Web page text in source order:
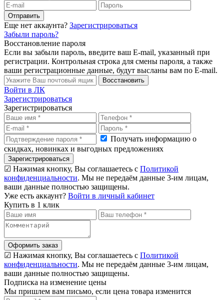
Отправить
Еще нет аккаунта? Зарегистрироваться
Забыли пароль?
Восстановление пароля
Если вы забыли пароль, введите ваш E-mail, указанный при
регистрации. Контрольная строка для смены пароля, а также
ваши регистрационные данные, будут высланы вам по E-mail.
Восстановить
Войти в ЛК
Зарегистрироваться
Зарегистрироваться
Получать информацию о
скидках, новинках и выгодных предложениях
Зарегистрироваться
☑ Нажимая кнопку, Вы соглашаетесь с Политикой
конфиденциальности. Мы не передаём данные 3-им лицам,
ваши данные полностью защищены.
Уже есть аккаунт? Войти в личный кабинет
Купить в 1 клик
Оформить заказ
☑ Нажимая кнопку, Вы соглашаетесь с Политикой
конфиденциальности. Мы не передаём данные 3-им лицам,
ваши данные полностью защищены.
Подписка на изменение цены
Мы пришлем вам письмо, если цена товара изменится